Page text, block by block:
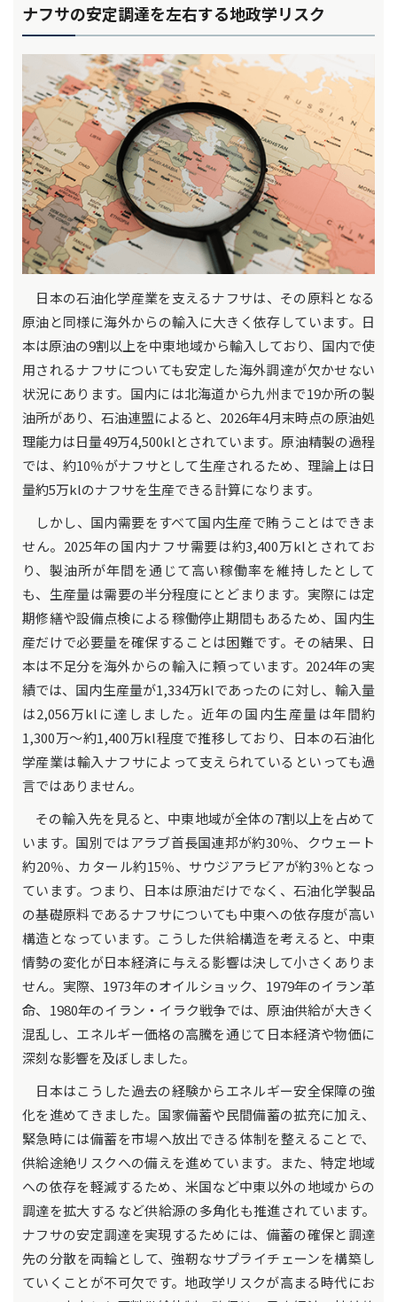
ナフサの安定調達を左右する地政学リスク
日本の石油化学産業を支えるナフサは、その原料となる
原油と同様に海外からの輸入に大きく依存しています。日
本は原油の9割以上を中東地域から輸入しており、国内で使
用されるナフサについても安定した海外調達が欠かせない
状況にあります。国内には北海道から九州まで19か所の製
油所があり、石油連盟によると、2026年4月末時点の原油処
理能力は日量49万4,500klとされています。原油精製の過程
では、約10％がナフサとして生産されるため、理論上は日
量約5万klのナフサを生産できる計算になります。
しかし、国内需要をすべて国内生産で賄うことはできま
せん。2025年の国内ナフサ需要は約3,400万klとされてお
り、製油所が年間を通じて高い稼働率を維持したとして
も、生産量は需要の半分程度にとどまります。実際には定
期修繕や設備点検による稼働停止期間もあるため、国内生
産だけで必要量を確保することは困難です。その結果、日
本は不足分を海外からの輸入に頼っています。2024年の実
績では、国内生産量が1,334万klであったのに対し、輸入量
は2,056万klに達しました。近年の国内生産量は年間約
1,300万～約1,400万kl程度で推移しており、日本の石油化
学産業は輸入ナフサによって支えられているといっても過
言ではありません。
その輸入先を見ると、中東地域が全体の7割以上を占めて
います。国別ではアラブ首長国連邦が約30％、クウェート
約20％、カタール約15％、サウジアラビアが約3％となっ
ています。つまり、日本は原油だけでなく、石油化学製品
の基礎原料であるナフサについても中東への依存度が高い
構造となっています。こうした供給構造を考えると、中東
情勢の変化が日本経済に与える影響は決して小さくありま
せん。実際、1973年のオイルショック、1979年のイラン革
命、1980年のイラン・イラク戦争では、原油供給が大きく
混乱し、エネルギー価格の高騰を通じて日本経済や物価に
深刻な影響を及ぼしました。
日本はこうした過去の経験からエネルギー安全保障の強
化を進めてきました。国家備蓄や民間備蓄の拡充に加え、
緊急時には備蓄を市場へ放出できる体制を整えることで、
供給途絶リスクへの備えを進めています。また、特定地域
への依存を軽減するため、米国など中東以外の地域からの
調達を拡大するなど供給源の多角化も推進されています。
ナフサの安定調達を実現するためには、備蓄の確保と調達
先の分散を両輪として、強靭なサプライチェーンを構築し
ていくことが不可欠です。地政学リスクが高まる時代にお